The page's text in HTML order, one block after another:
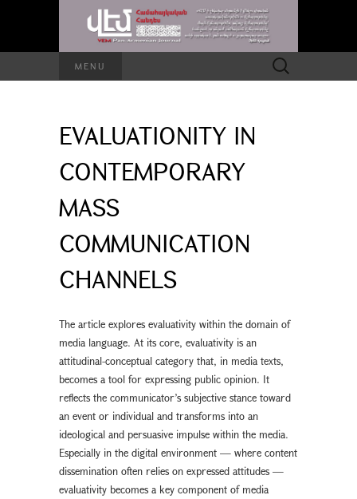
MENU
Search
for:
EVALUATIONITY IN
CONTEMPORARY
MASS
COMMUNICATION
CHANNELS
The article explores evaluativity within the domain of
media language. At its core, evaluativity is an
attitudinal-conceptual category that, in media texts,
becomes a tool for expressing public opinion. It
reflects the communicator’s subjective stance toward
an event or individual and transforms into an
ideological and persuasive impulse within the media.
Especially in the digital environment — where content
dissemination often relies on expressed attitudes —
evaluativity becomes a key component of media